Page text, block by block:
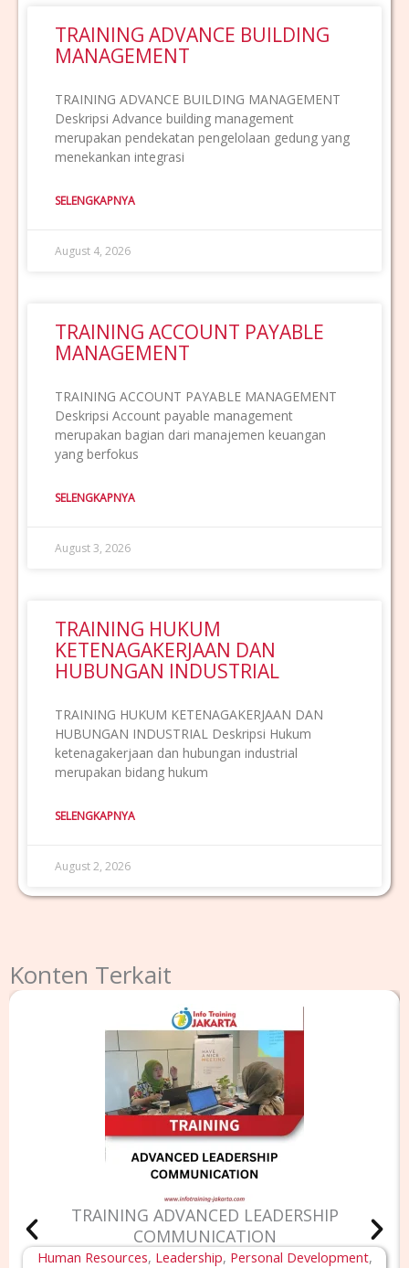
TRAINING ADVANCE BUILDING
MANAGEMENT
TRAINING ADVANCE BUILDING MANAGEMENT
Deskripsi Advance building management
merupakan pendekatan pengelolaan gedung yang
menekankan integrasi
SELENGKAPNYA
August 4, 2026
TRAINING ACCOUNT PAYABLE
MANAGEMENT
TRAINING ACCOUNT PAYABLE MANAGEMENT
Deskripsi Account payable management
merupakan bagian dari manajemen keuangan
yang berfokus
SELENGKAPNYA
August 3, 2026
TRAINING HUKUM
KETENAGAKERJAAN DAN
HUBUNGAN INDUSTRIAL
TRAINING HUKUM KETENAGAKERJAAN DAN
HUBUNGAN INDUSTRIAL Deskripsi Hukum
ketenagakerjaan dan hubungan industrial
merupakan bidang hukum
SELENGKAPNYA
August 2, 2026
Konten Terkait
TRAINING ADVANCED LEADERSHIP
COMMUNICATION
Human Resources, Leadership, Personal Development,